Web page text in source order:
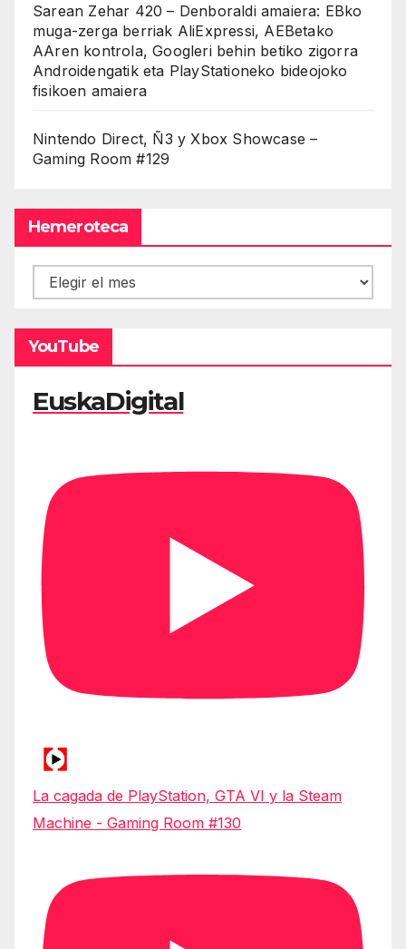
Sarean Zehar 420 – Denboraldi amaiera: EBko
muga-zerga berriak AliExpressi, AEBetako
AAren kontrola, Googleri behin betiko zigorra
Androidengatik eta PlayStationeko bideojoko
fisikoen amaiera
Nintendo Direct, Ñ3 y Xbox Showcase –
Gaming Room #129
Hemeroteca
Hemeroteca
YouTube
EuskaDigital
La cagada de PlayStation, GTA VI y la Steam
Machine - Gaming Room #130